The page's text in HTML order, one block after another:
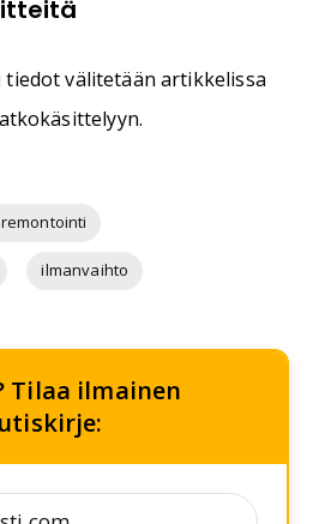
tiedot välitetään artikkelissa
remontointi
ilmanvaihto
Tilaa ilmainen